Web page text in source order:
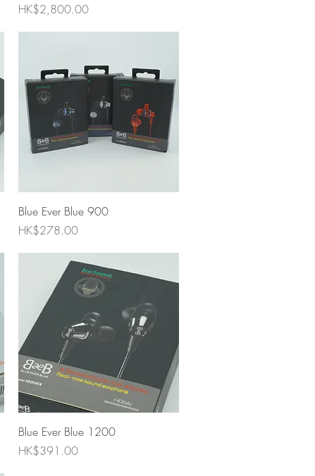
價格
HK$2,800.00
快速瀏覽
Blue Ever Blue 900
價格
HK$278.00
快速瀏覽
Blue Ever Blue 1200
價格
HK$391.00